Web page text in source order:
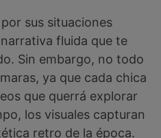
sus situaciones
fluida que te
Sin embargo, no todo
ya que cada chica
que querrá explorar
los visuales capturan
retro de la época.